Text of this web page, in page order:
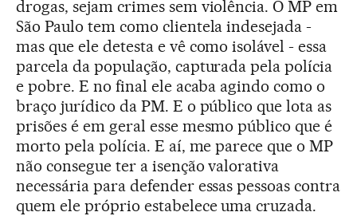
drogas, sejam crimes sem violência. O MP em
São Paulo tem como clientela indesejada -
mas que ele detesta e vê como isolável - essa
parcela da população, capturada pela polícia
e pobre. E no final ele acaba agindo como o
braço jurídico da PM. E o público que lota as
prisões é em geral esse mesmo público que é
morto pela polícia. E aí, me parece que o MP
não consegue ter a isenção valorativa
necessária para defender essas pessoas contra
quem ele próprio estabelece uma cruzada.